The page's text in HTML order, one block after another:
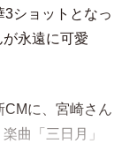
ショットとなっ
永遠に可愛
に、宮崎さん
曲「三日月」